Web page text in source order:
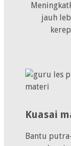
jauh
Kuasai
Bantu